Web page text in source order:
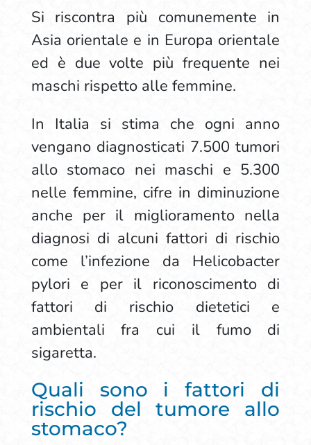
Si riscontra più comunemente in
Asia orientale e in Europa orientale
ed è due volte più frequente nei
maschi rispetto alle femmine.
In Italia si stima che ogni anno
vengano diagnosticati 7.500 tumori
allo stomaco nei maschi e 5.300
nelle femmine, cifre in diminuzione
anche per il miglioramento nella
diagnosi di alcuni fattori di rischio
come l’infezione da Helicobacter
pylori e per il riconoscimento di
fattori di rischio dietetici e
ambientali fra cui il fumo di
sigaretta.
Quali sono i fattori di
rischio del tumore allo
stomaco?